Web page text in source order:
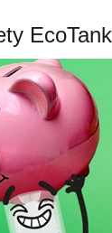
EcoTank